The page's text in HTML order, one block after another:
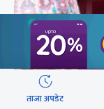
ताजा अपडेट